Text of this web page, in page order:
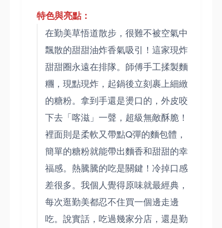
特色與亮點：
在勤美草悟道散步，很難不被空氣中
飄散的甜甜油炸香氣吸引！這家現炸
甜甜圈永遠在排隊。師傅手工揉製麵
糰，現點現炸，起鍋後立刻裹上細緻
的糖粉。拿到手還是燙口的，外皮咬
下去「喀滋」一聲，超級無敵酥脆！
裡面則是柔軟又帶點Q彈的麵包體，
簡單的糖粉就能帶出麵香和甜甜的幸
福感。熱騰騰的吃是關鍵！冷掉口感
差很多。我個人覺得原味就最經典，
每次逛勤美都忍不住買一個邊走邊
吃。說實話，吃過幾家分店，還是勤